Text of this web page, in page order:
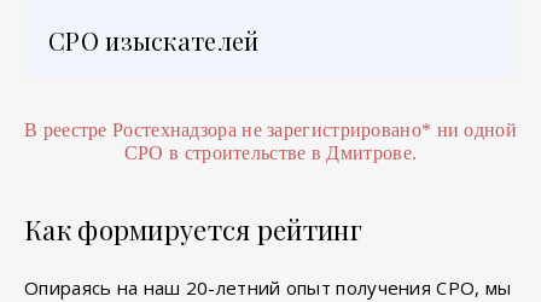
СРО изыскателей
В реестре Ростехнадзора не зарегистрировано* ни одной
СРО в строительстве в Дмитрове.
Как формируется рейтинг
Опираясь на наш 20-летний опыт получения СРО, мы